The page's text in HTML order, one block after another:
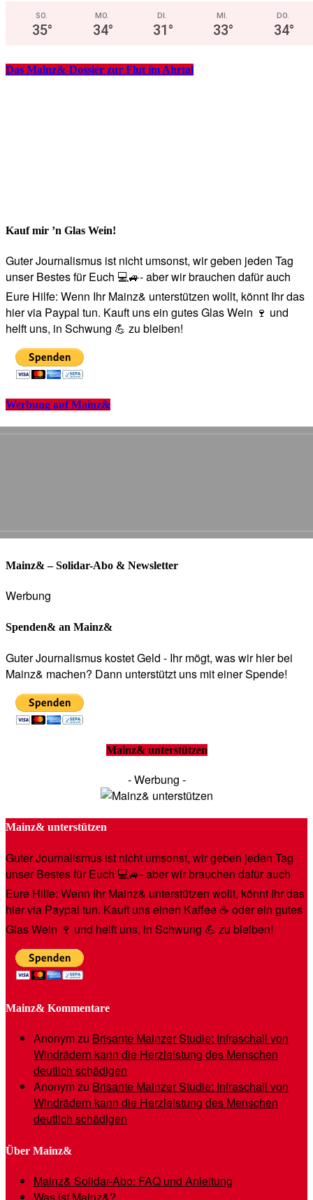
SO.
35°
MO.
34°
DI.
31°
MI.
33°
DO.
34°
Das Mainz&-Dossier zur Flut im Ahrtal
Kauf mir ’n Glas Wein!
Guter Journalismus ist nicht umsonst, wir geben jeden Tag
unser Bestes für Euch 💻🚙- aber wir brauchen dafür auch
Eure Hilfe: Wenn Ihr Mainz& unterstützen wollt, könnt Ihr das
hier via Paypal tun. Kauft uns ein gutes Glas Wein 🍷 und
helft uns, in Schwung 💪 zu bleiben!
Werbung auf Mainz&
Mainz& – Solidar-Abo & Newsletter
Werbung
Spenden& an Mainz&
Guter Journalismus kostet Geld - Ihr mögt, was wir hier bei
Mainz& machen? Dann unterstützt uns mit einer Spende!
Mainz& unterstützen
- Werbung -
Mainz& unterstützen
Guter Journalismus ist nicht umsonst, wir geben jeden Tag
unser Bestes für Euch 💻🚙- aber wir brauchen dafür auch
Eure Hilfe: Wenn Ihr Mainz& unterstützen wollt, könnt Ihr das
hier via Paypal tun. Kauft uns einen Kaffee ☕️ oder ein gutes
Glas Wein 🍷 und helft uns, in Schwung 💪 zu bleiben!
Mainz& Kommentare
Anonymzu Brisante Mainzer Studie: Infraschall von
Windrädern kann die Herzleistung des Menschen
deutlich schädigen
Anonymzu Brisante Mainzer Studie: Infraschall von
Windrädern kann die Herzleistung des Menschen
deutlich schädigen
Über Mainz&
Mainz& Solidar-Abo: FAQ und Anleitung
Was ist Mainz&?